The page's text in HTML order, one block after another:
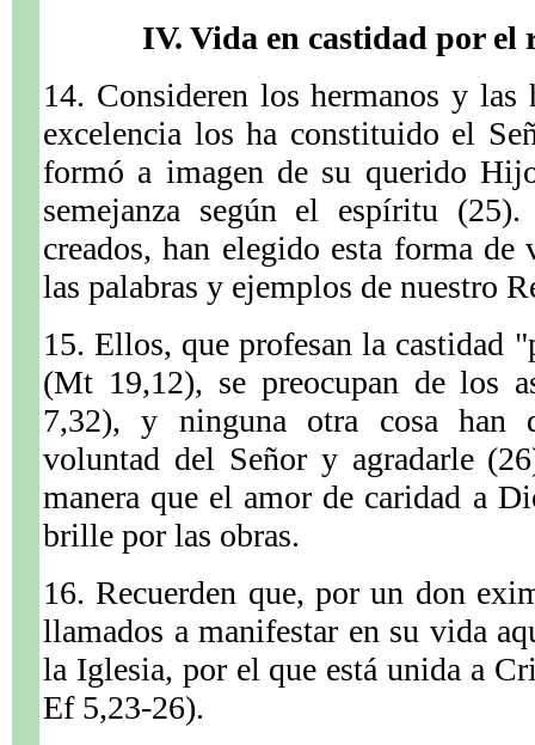
IV. Vida en castidad por el
14. Consideren los hermanos y las
excelencia los ha constituido el
formó a imagen de su querido
semejanza según el espíritu
creados, han elegido esta forma de
las palabras y ejemplos de nuestro
15. Ellos, que profesan la castidad
(Mt 19,12), se preocupan de los
7,32), y ninguna otra cosa han
voluntad del Señor y agradarle
manera que el amor de caridad a
brille por las obras.
16. Recuerden que, por un don
llamados a manifestar en su vida
la Iglesia, por el que está unida a
Ef 5,23-26).